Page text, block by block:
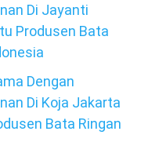
Di Jayanti
Produsen Bata
Dengan
Di Koja Jakarta
Bata Ringan